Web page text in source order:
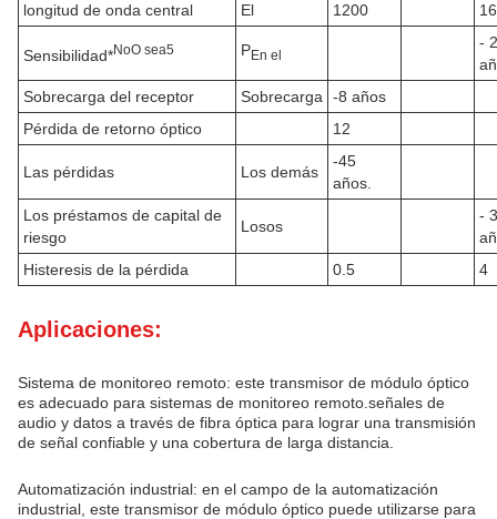
longitud de onda central
El 1200
Sensibilidad*NoO sea5 PEn el
-
Sobrecarga del receptor
Sobrecarga
-8 años
Pérdida de retorno óptico
12
Las pérdidas Los demás
-45
años.
Los préstamos de capital de
riesgo
Losos
-
Histeresis de la pérdida
0.5 4
Aplicaciones:
Sistema de monitoreo remoto: este transmisor de módulo óptico
es adecuado para sistemas de monitoreo remoto.señales de
audio y datos a través de fibra óptica para lograr una transmisión
de señal confiable y una cobertura de larga distancia.
Automatización industrial: en el campo de la automatización
industrial, este transmisor de módulo óptico puede utilizarse para